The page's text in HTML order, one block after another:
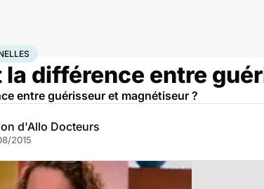
la différence entre
entre guérisseur et magnétiseur ?
d'Allo Docteurs
2015